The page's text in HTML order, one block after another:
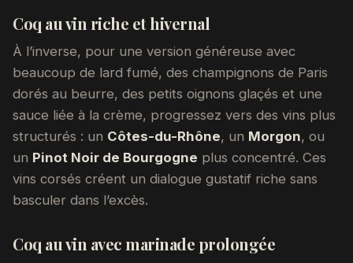
Coq au vin riche et hivernal
À l’inverse, pour une version généreuse avec
beaucoup de lard fumé, des champignons de Paris
dorés au beurre, des petits oignons glaçés et une
sauce liée à la crème, progressez vers des vins plus
structurés : un Côtes-du-Rhône, un Morgon, ou
un Pinot Noir de Bourgogne plus concentré. Ces
vins corsés créent un dialogue gustatif riche sans
basculer dans l’excès.
Coq au vin avec marinade prolongée